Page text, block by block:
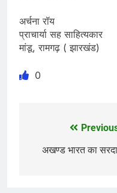
अर्चना रॉय
प्राचार्या सह साहित्यकार
मांडू, रामगढ़ ( झारखंड)
0
navigation
अखण्ड भारत का